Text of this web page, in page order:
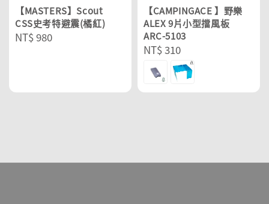
【MASTERS】Scout
CSS史考特避震(橘紅)
Regular
NT$ 980
【CAMPINGACE 】野樂
ALEX 9片小型擋風板
ARC-5103
Regular
price
NT$ 310